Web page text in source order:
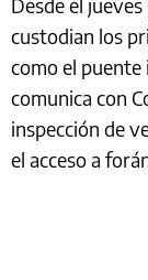
Desde el
custodian los
como el puente
comunica con
inspección de
el acceso a